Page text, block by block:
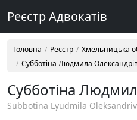
Реєстр Адвокатів
Головна Реєстр Хмельницька
Субботіна Людмила
Субботіна
Subbotina Lyudmila